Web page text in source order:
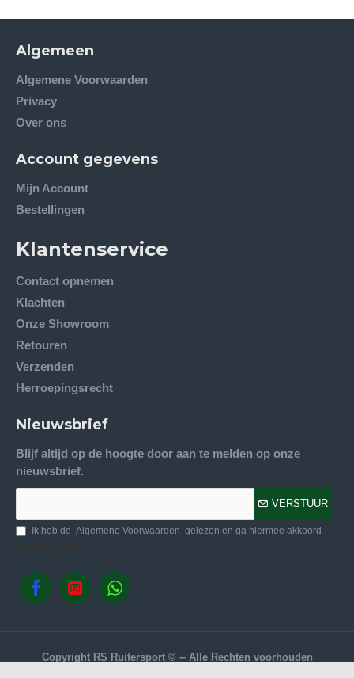
Algemeen
Algemene Voorwaarden
Privacy
Over ons
Account gegevens
Mijn Account
Bestellingen
Klantenservice
Contact opnemen
Klachten
Onze Showroom
Retouren
Verzenden
Herroepingsrecht
Nieuwsbrief
Blijf altijd op de hoogte door aan te melden op onze
nieuwsbrief.
VERSTUUR
Ik heb de Algemene Voorwaarden gelezen en ga hiermee akkoord
Copyright RS Ruitersport © -- Alle Rechten voorhouden